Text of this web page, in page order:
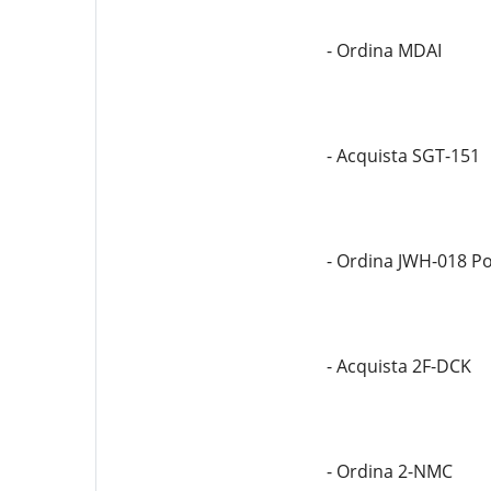
- Ordina MDAI
- Acquista SGT-151
- Ordina JWH-018
- Acquista 2F-DCK
- Ordina 2-NMC